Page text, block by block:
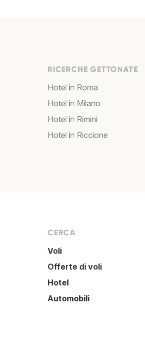
RICERCHE GETTONATE
Hotel in Roma
Hotel in Milano
Hotel in Rimini
Hotel in Riccione
CERCA
Voli
Offerte di voli
Hotel
Automobili